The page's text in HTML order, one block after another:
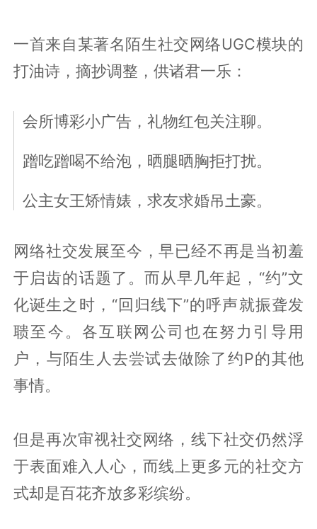
一首来自某著名陌生社交网络UGC模块的
打油诗，摘抄调整，供诸君一乐：
会所博彩小广告，礼物红包关注聊。
蹭吃蹭喝不给泡，晒腿晒胸拒打扰。
公主女王矫情婊，求友求婚吊土豪。
网络社交发展至今，早已经不再是当初羞
于启齿的话题了。而从早几年起，“约”文
化诞生之时，“回归线下”的呼声就振聋发
聩至今。各互联网公司也在努力引导用
户，与陌生人去尝试去做除了约P的其他
事情。
但是再次审视社交网络，线下社交仍然浮
于表面难入人心，而线上更多元的社交方
式却是百花齐放多彩缤纷。